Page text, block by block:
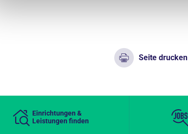
Seite drucken
Einrichtungen &
Leistungen finden